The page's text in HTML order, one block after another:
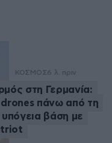
ΚΟΣΜΟΣ6 λ. πριν
στη Γερμανία:
πάνω από τη
υπόγεια βάση με